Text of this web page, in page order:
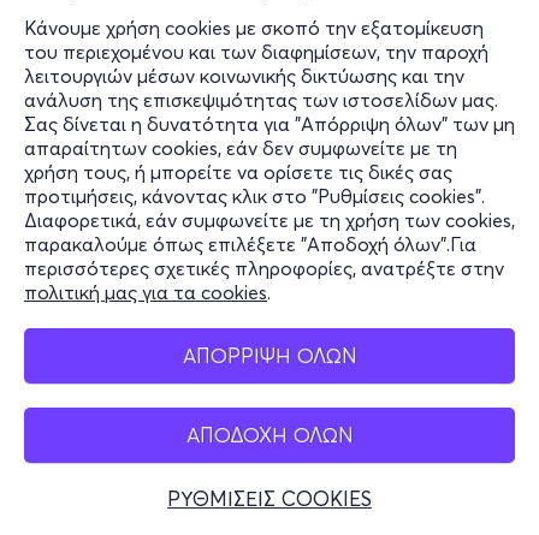
Κάνουμε χρήση cookies με σκοπό την εξατομίκευση
του περιεχομένου και των διαφημίσεων, την παροχή
λειτουργιών μέσων κοινωνικής δικτύωσης και την
ανάλυση της επισκεψιμότητας των ιστοσελίδων μας.
Σας δίνεται η δυνατότητα για "Απόρριψη όλων" των μη
απαραίτητων cookies, εάν δεν συμφωνείτε με τη
χρήση τους, ή μπορείτε να ορίσετε τις δικές σας
προτιμήσεις, κάνοντας κλικ στο "Ρυθμίσεις cookies".
Διαφορετικά, εάν συμφωνείτε με τη χρήση των cookies,
παρακαλούμε όπως επιλέξετε "Αποδοχή όλων".Για
περισσότερες σχετικές πληροφορίες, ανατρέξτε στην
πολιτική μας για τα cookies.
ΑΠΟΡΡΙΨΗ ΟΛΩΝ
ΑΠΟΔΟΧΗ ΟΛΩΝ
ΡΥΘΜΙΣΕΙΣ COOKIES